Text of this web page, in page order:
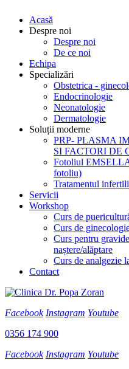
Acasă
Despre noi
Despre noi
De ce noi
Echipa
Specializări
Obstetrica -
Endocrinologie
Neonatologie
Dermatologie
Soluții moderne
PRP- PLASMA
SI FACTORI DE
Fotoliul
fotoliu)
Tratamentul
Servicii
Workshop
Curs de
Curs de
Curs pentru
naștere/alăptare
Curs de analgezie
Contact
Facebook Instagram Youtube
0356 174 900
Facebook Instagram Youtube